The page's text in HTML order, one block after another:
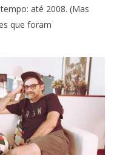
até 2008. (Mas
que foram